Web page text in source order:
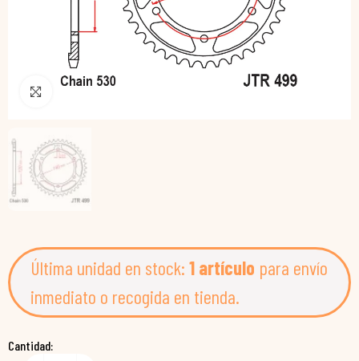
Pincha para agrandar
Última unidad en stock: 1 artículo para envío
inmediato o recogida en tienda.
Cantidad: